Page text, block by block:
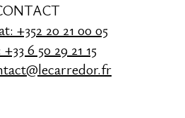
+352 20 21 00 05
6 50 29 21 15